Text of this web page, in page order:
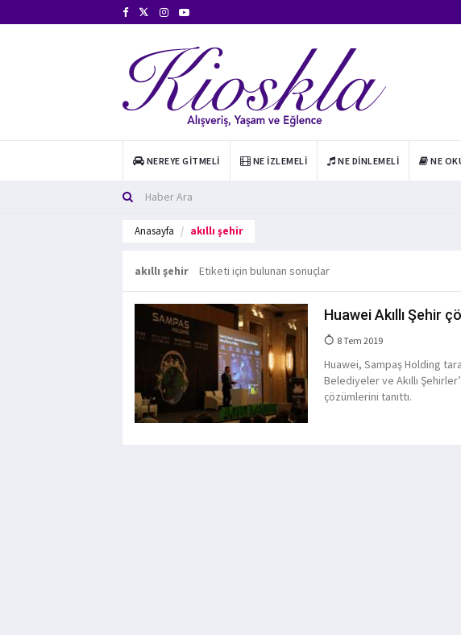
NEREYE GITMELI NE İZLEMELI NE DINLEMELI NE
Anasayfa akıllı şehir
akıllı şehir Etiketi için bulunan sonuçlar
Huawei Akıllı Şehir
8 Tem 2019
Huawei, Sampaş Holding
Belediyeler ve Akıllı
çözümlerini tanıttı.